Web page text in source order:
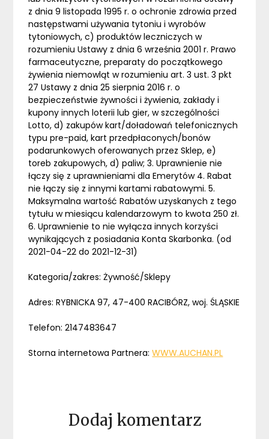
z dnia 9 listopada 1995 r. o ochronie zdrowia przed
następstwami używania tytoniu i wyrobów
tytoniowych, c) produktów leczniczych w
rozumieniu Ustawy z dnia 6 września 2001 r. Prawo
farmaceutyczne, preparaty do początkowego
żywienia niemowląt w rozumieniu art. 3 ust. 3 pkt
27 Ustawy z dnia 25 sierpnia 2016 r. o
bezpieczeństwie żywności i żywienia, zakłady i
kupony innych loterii lub gier, w szczególności
Lotto, d) zakupów kart/doładowań telefonicznych
typu pre-paid, kart przedpłaconych/bonów
podarunkowych oferowanych przez Sklep, e)
toreb zakupowych, d) paliw; 3. Uprawnienie nie
łączy się z uprawnieniami dla Emerytów 4. Rabat
nie łączy się z innymi kartami rabatowymi. 5.
Maksymalna wartość Rabatów uzyskanych z tego
tytułu w miesiącu kalendarzowym to kwota 250 zł.
6. Uprawnienie to nie wyłącza innych korzyści
wynikających z posiadania Konta Skarbonka. (od
2021-04-22 do 2021-12-31)
Kategoria/zakres: Żywność/Sklepy
Adres: RYBNICKA 97, 47-400 RACIBÓRZ, woj. ŚLĄSKIE
Telefon: 2147483647
Storna internetowa Partnera:WWW.AUCHAN.PL
Dodaj komentarz